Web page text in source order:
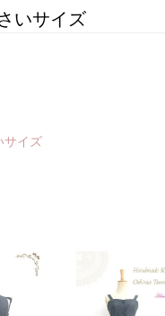
いサイズ
サイズ